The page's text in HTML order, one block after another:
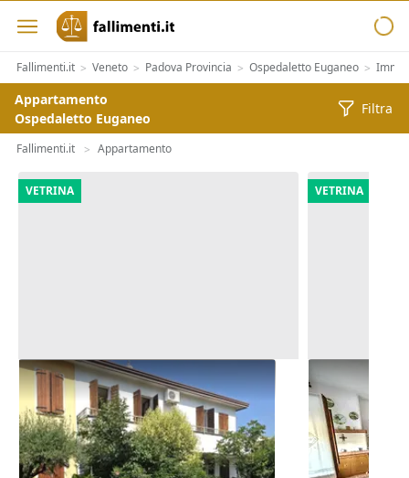
Fallimenti.it > Veneto > Padova Provincia > Ospedaletto Euganeo >
Appartamento
Ospedaletto Euganeo
Filtra
Fallimenti.it > Appartamento
VETRINA
Asta Abitazione cielo terra con
cortile e cantina
Montegrotto Terme (Padova)
195.000 €
20/10/2026
VETRINA
Asta
(Sub 2)
Zevio
157.296 €
29/09/2026